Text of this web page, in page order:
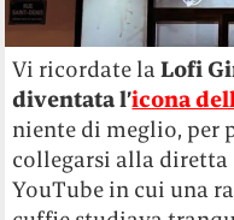
Vi ricordate laLofi
diventata l’icona
niente di meglio, per
collegarsi alla diretta
YouTube in cui una